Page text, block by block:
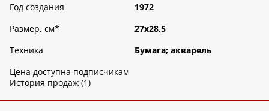
Год создания
1972
Размер, см*
27х28,5
Техника
Бумага; акварель
Цена доступна подписчикам
История продаж (1)